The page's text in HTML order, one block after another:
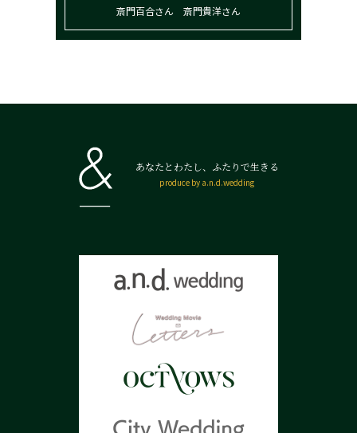
斎門百合さん 斎門貴洋さん
あなたとわたし、ふたりで生きる
produce by a.n.d.wedding